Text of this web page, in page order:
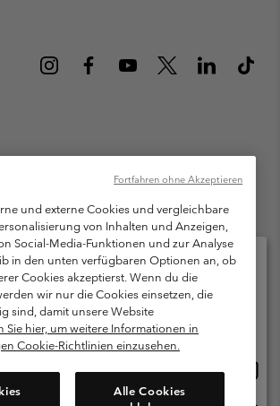
Austria GmbH. Moosfeldstraße 1, 5101
Alle Rechte vorbehalten.
Allgemeine Verkaufsbedingungen
Garantie
des Mitglieder Programms
Für Nutzergenerierte Inhalte
9:00 - 13:00 & 14:00- 18:00 Uhr
und externe Cookies und vergleichbare
von Inhalten und Anzeigen,
Social-Media-Funktionen und zur Analyse
in den unten verfügbaren Optionen an, ob
Cookies akzeptierst. Wenn du die
wir nur die Cookies einsetzen, die
sind, damit unsere Website
Sie hier, um weitere Informationen in
Cookie-Richtlinien einzusehen.
Alle Cookies
Fortfahren ohne Akzeptieren
Sie Ihr Lieferland und Ihre Sprache
Online-Einkauf verfügbar